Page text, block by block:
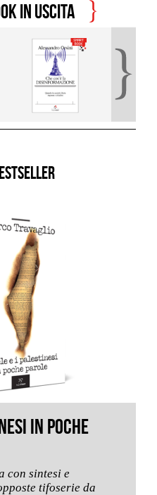
in uscita
IN POCHE
con sintesi e
tifoserie da